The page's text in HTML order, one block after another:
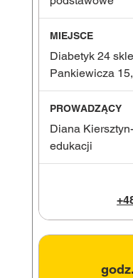
Diabetyk 24
Pankiewicza
Diana
edukacji